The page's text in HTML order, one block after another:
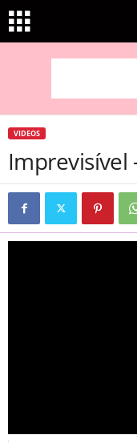
VIDEOS
Imprevisível